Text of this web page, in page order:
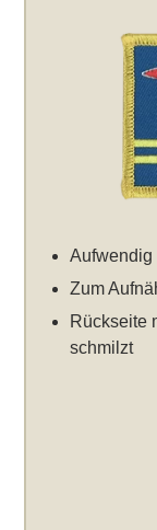
Aufwendig
Zum
Rückseite
schmilzt